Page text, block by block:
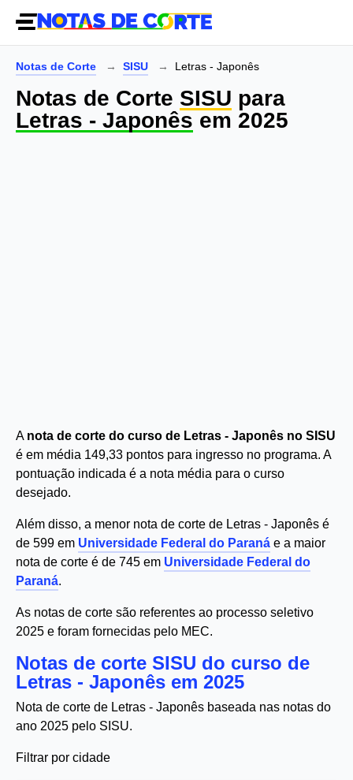
Notas de Corte SISU Letras - Japonês
Notas de Corte SISU para
Letras - Japonês em 2025
A nota de corte do curso de Letras - Japonês no SISU
é em média 149,33 pontos para ingresso no programa. A
pontuação indicada é a nota média para o curso
desejado.
Além disso, a menor nota de corte de Letras - Japonês é
de 599 em Universidade Federal do Paraná e a maior
nota de corte é de 745 em Universidade Federal do
Paraná.
As notas de corte são referentes ao processo seletivo
2025 e foram fornecidas pelo MEC.
Notas de corte SISU do curso de
Letras - Japonês em 2025
Nota de corte de Letras - Japonês baseada nas notas do
ano 2025 pelo SISU.
Filtrar por cidade